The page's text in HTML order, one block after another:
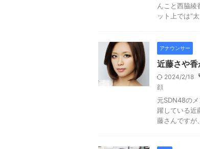
んこと西脇
ット上では“
アナウンサー
近藤さや
2024/2/18
顔
元SDN48の
躍している近
藤さんですが